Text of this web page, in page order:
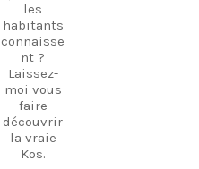
les
habitants
connaisse
nt ?
Laissez-
moi vous
faire
découvrir
la vraie
Kos.